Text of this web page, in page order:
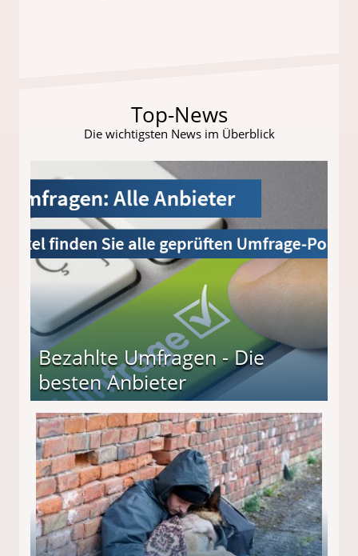
Top-News
Die wichtigsten News im Überblick
Bezahlte Umfragen - Die
besten Anbieter